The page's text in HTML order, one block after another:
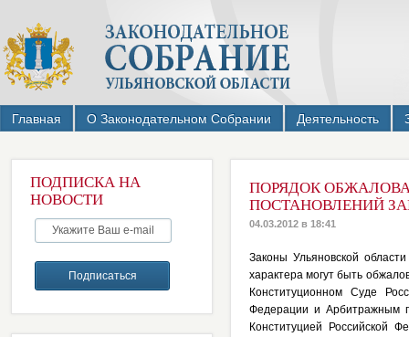
Главная О Законодательном Собрании Деятельность
ПОДПИСКА НА
НОВОСТИ
ПОРЯДОК
ПОСТАНОВЛЕНИЙ
04.03.2012 в 18:41
Законы Ульяновской
характера могут быть
Конституционном Суде
Федерации и Арбитражным
Конституцией Российской